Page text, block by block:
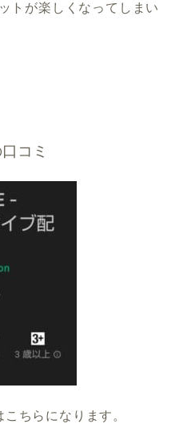
トが楽しくなってしまい
コミ
ちらになります。